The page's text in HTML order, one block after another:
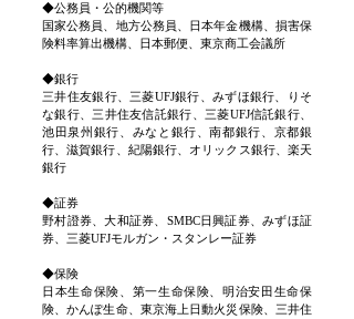
◆公務員・公的機関等
国家公務員、地方公務員、日本年金機構、損害保
険料率算出機構、日本郵便、東京商工会議所
◆銀行
三井住友銀行、三菱UFJ銀行、みずほ銀行、りそ
な銀行、三井住友信託銀行、三菱UFJ信託銀行、
池田泉州銀行、みなと銀行、南都銀行、京都銀
行、滋賀銀行、紀陽銀行、オリックス銀行、楽天
銀行
◆証券
野村證券、大和証券、SMBC日興証券、みずほ証
券、三菱UFJモルガン・スタンレー証券
◆保険
日本生命保険、第一生命保険、明治安田生命保
険、かんぽ生命、東京海上日動火災保険、三井住